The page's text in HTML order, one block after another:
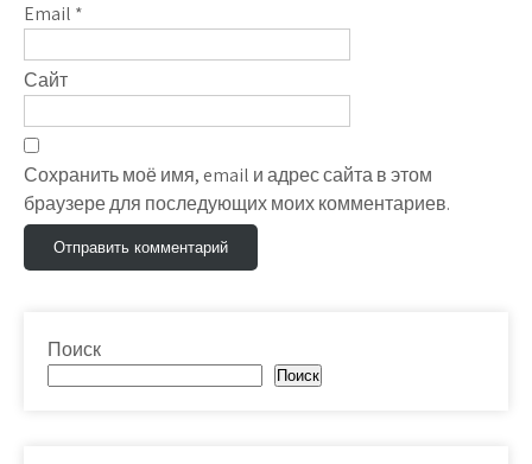
Email *
Сайт
Сохранить моё имя, email и адрес сайта в этом
браузере для последующих моих комментариев.
Поиск
Поиск